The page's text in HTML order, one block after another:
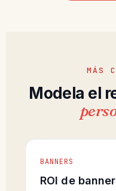
MÁS
Modela el
BANNERS
ROI de